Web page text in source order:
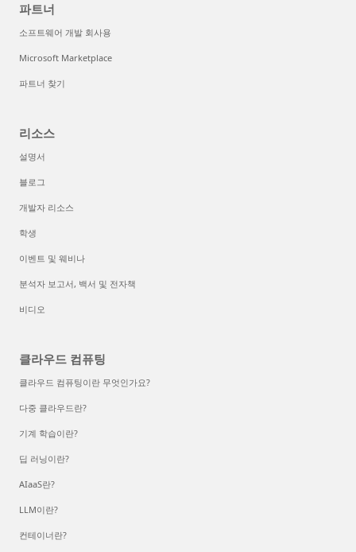
파트너
소프트웨어 개발 회사용
Microsoft Marketplace
파트너 찾기
리소스
설명서
블로그
개발자 리소스
학생
이벤트 및 웨비나
분석자 보고서, 백서 및 전자책
비디오
클라우드 컴퓨팅
클라우드 컴퓨팅이란 무엇인가요?
다중 클라우드란?
기계 학습이란?
딥 러닝이란?
AIaaS란?
LLM이란?
컨테이너란?